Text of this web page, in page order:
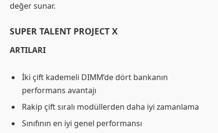
değer sunar.
SUPER TALENT PROJECT X
ARTILARI
İki çift kademeli DIMM’de dört bankanın
performans avantajı
Rakip çift sıralı modüllerden daha iyi zamanlama
Sınıfının en iyi genel performansı